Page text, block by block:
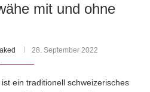
mit und ohne
28. September 2022
ein traditionell schweizerisches